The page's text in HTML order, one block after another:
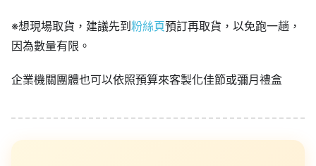
※想現場取貨，建議先到粉絲頁預訂再取貨，以免跑一趟，
因為數量有限。
企業機關團體也可以依照預算來客製化佳節或彌月禮盒